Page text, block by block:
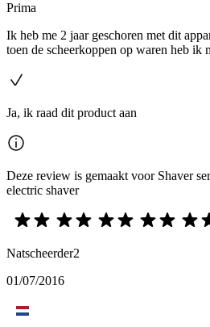
Prima
Ik heb me 2 jaar geschoren met dit
toen de scheerkoppen op waren heb ik
Ja, ik raad dit product aan
Deze review is gemaakt voor Shaver
electric shaver
Natscheerder2
01/07/2016